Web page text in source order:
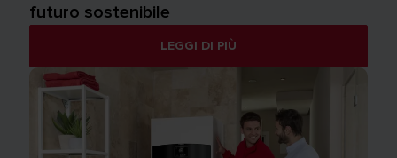
futuro sostenibile
LEGGI DI PIÙ